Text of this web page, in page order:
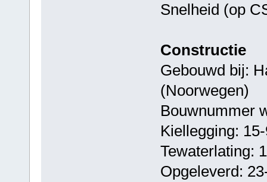
Snelheid (op
Constructie
Gebouwd bij:
(Noorwegen)
Bouwnummer
Kiellegging:
Tewaterlating:
Opgeleverd: